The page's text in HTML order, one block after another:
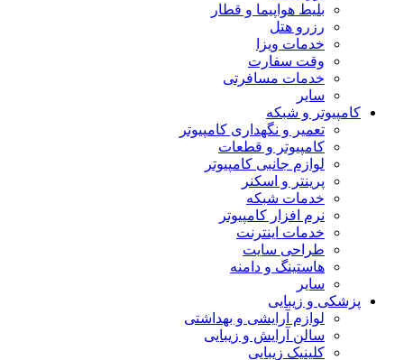
بلیط هواپیما و قطار
رزرو هتل
خدمات ویزا
وقت سفارت
خدمات مسافرتی
سایر
کامپیوتر و شبکه
تعمیر و نگهداری کامپیوتر
کامپیوتر و قطعات
لوازم جانبی کامپیوتر
پرینتر و اسکنر
خدمات شبکه
نرم افزار کامپیوتر
خدمات اینترنت
طراحی سایت
هاستینگ و دامنه
سایر
پزشکی و زیبایی
لوازم آرایشی و بهداشتی
سالن آرایش و زیبایی
کلینیک زیبایی